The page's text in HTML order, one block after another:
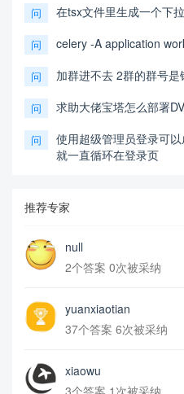
问 在tsx文件里生成一个下
问 celery -A application
问 加群进不去 2群的群号是
问 求助大佬宝塔怎么部署
问
使用超级管理员登录可
就一直循环在登录页
推荐专家
null
2个答案 0次被采纳
yuanxiaotian
37个答案 6次被采纳
xiaowu
3个答案 1次被采纳